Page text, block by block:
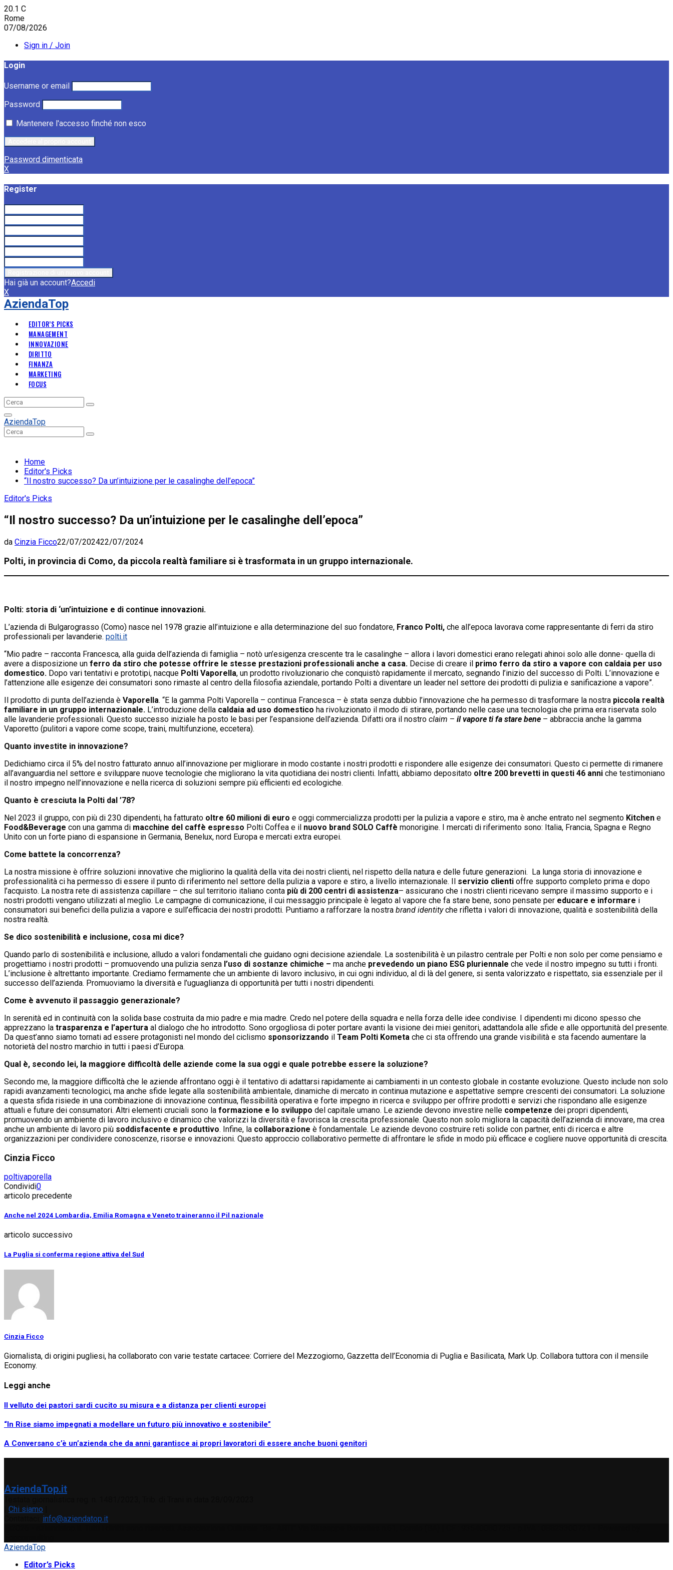
20.1 C
Rome
07/08/2026
Sign in / Join
Login
Username or email
Password
Mantenere l'accesso finché non esco
Password dimenticata
X
Register
Hai già un account?Accedi
X
AziendaTop
EDITOR’S PICKS
MANAGEMENT
INNOVAZIONE
DIRITTO
FINANZA
MARKETING
FOCUS
Search
for:
Search
Primary
Menu
AziendaTop
Search
for:
Search
Home
Editor's Picks
“Il nostro successo? Da un’intuizione per le casalinghe dell’epoca”
Editor's Picks
“Il nostro successo? Da un’intuizione per le casalinghe dell’epoca”
da Cinzia Ficco22/07/202422/07/2024
Polti, in provincia di Como, da piccola realtà familiare si è trasformata in un gruppo internazionale.
Polti: storia di ‘un’intuizione e di continue innovazioni.
L’azienda di Bulgarograsso (Como) nasce nel 1978 grazie all’intuizione e alla determinazione del suo fondatore, Franco Polti, che all’epoca lavorava come rappresentante di ferri da stiro
professionali per lavanderie. polti.it
“Mio padre – racconta Francesca, alla guida dell’azienda di famiglia – notò un’esigenza crescente tra le casalinghe – allora i lavori domestici erano relegati ahinoi solo alle donne- quella di
avere a disposizione un ferro da stiro che potesse offrire le stesse prestazioni professionali anche a casa. Decise di creare il primo ferro da stiro a vapore con caldaia per uso
domestico. Dopo vari tentativi e prototipi, nacque Polti Vaporella, un prodotto rivoluzionario che conquistò rapidamente il mercato, segnando l’inizio del successo di Polti. L’innovazione e
l’attenzione alle esigenze dei consumatori sono rimaste al centro della filosofia aziendale, portando Polti a diventare un leader nel settore dei prodotti di pulizia e sanificazione a vapore”.
Il prodotto di punta dell’azienda è Vaporella. “E la gamma Polti Vaporella – continua Francesca – è stata senza dubbio l’innovazione che ha permesso di trasformare la nostra piccola realtà
familiare in un gruppo internazionale. L’introduzione della caldaia ad uso domestico ha rivoluzionato il modo di stirare, portando nelle case una tecnologia che prima era riservata solo
alle lavanderie professionali. Questo successo iniziale ha posto le basi per l’espansione dell’azienda. Difatti ora il nostro claim – il vapore ti fa stare bene – abbraccia anche la gamma
Vaporetto (pulitori a vapore come scope, traini, multifunzione, eccetera).
Quanto investite in innovazione?
Dedichiamo circa il 5% del nostro fatturato annuo all’innovazione per migliorare in modo costante i nostri prodotti e rispondere alle esigenze dei consumatori. Questo ci permette di rimanere
all’avanguardia nel settore e sviluppare nuove tecnologie che migliorano la vita quotidiana dei nostri clienti. Infatti, abbiamo depositato oltre 200 brevetti in questi 46 anni che testimoniano
il nostro impegno nell’innovazione e nella ricerca di soluzioni sempre più efficienti ed ecologiche.
Quanto è cresciuta la Polti dal ’78?
Nel 2023 il gruppo, con più di 230 dipendenti, ha fatturato oltre 60 milioni di euro e oggi commercializza prodotti per la pulizia a vapore e stiro, ma è anche entrato nel segmento Kitchen e
Food&Beverage con una gamma di macchine del caffè espresso Polti Coffea e il nuovo brand SOLO Caffè monorigine. I mercati di riferimento sono: Italia, Francia, Spagna e Regno
Unito con un forte piano di espansione in Germania, Benelux, nord Europa e mercati extra europei.
Come battete la concorrenza?
La nostra missione è offrire soluzioni innovative che migliorino la qualità della vita dei nostri clienti, nel rispetto della natura e delle future generazioni. La lunga storia di innovazione e
professionalità ci ha permesso di essere il punto di riferimento nel settore della pulizia a vapore e stiro, a livello internazionale. Il servizio clienti offre supporto completo prima e dopo
l’acquisto. La nostra rete di assistenza capillare – che sul territorio italiano conta più di 200 centri di assistenza– assicurano che i nostri clienti ricevano sempre il massimo supporto e i
nostri prodotti vengano utilizzati al meglio. Le campagne di comunicazione, il cui messaggio principale è legato al vapore che fa stare bene, sono pensate per educare e informare i
consumatori sui benefici della pulizia a vapore e sull’efficacia dei nostri prodotti. Puntiamo a rafforzare la nostra brand identityche rifletta i valori di innovazione, qualità e sostenibilità della
nostra realtà.
Se dico sostenibilità e inclusione, cosa mi dice?
Quando parlo di sostenibilità e inclusione, alludo a valori fondamentali che guidano ogni decisione aziendale. La sostenibilità è un pilastro centrale per Polti e non solo per come pensiamo e
progettiamo i nostri prodotti – promuovendo una pulizia senza l’uso di sostanze chimiche – ma anche prevedendo un piano ESG pluriennale che vede il nostro impegno su tutti i fronti.
L’inclusione è altrettanto importante. Crediamo fermamente che un ambiente di lavoro inclusivo, in cui ogni individuo, al di là del genere, si senta valorizzato e rispettato, sia essenziale per il
successo dell’azienda. Promuoviamo la diversità e l’uguaglianza di opportunità per tutti i nostri dipendenti.
Come è avvenuto il passaggio generazionale?
In serenità ed in continuità con la solida base costruita da mio padre e mia madre. Credo nel potere della squadra e nella forza delle idee condivise. I dipendenti mi dicono spesso che
apprezzano la trasparenza e l’apertura al dialogo che ho introdotto. Sono orgogliosa di poter portare avanti la visione dei miei genitori, adattandola alle sfide e alle opportunità del presente.
Da quest’anno siamo tornati ad essere protagonisti nel mondo del ciclismo sponsorizzando il Team Polti Kometa che ci sta offrendo una grande visibilità e sta facendo aumentare la
notorietà del nostro marchio in tutti i paesi d’Europa.
Qual è, secondo lei, la maggiore difficoltà delle aziende come la sua oggi e quale potrebbe essere la soluzione?
Secondo me, la maggiore difficoltà che le aziende affrontano oggi è il tentativo di adattarsi rapidamente ai cambiamenti in un contesto globale in costante evoluzione. Questo include non solo
rapidi avanzamenti tecnologici, ma anche sfide legate alla sostenibilità ambientale, dinamiche di mercato in continua mutazione e aspettative sempre crescenti dei consumatori. La soluzione
a questa sfida risiede in una combinazione di innovazione continua, flessibilità operativa e forte impegno in ricerca e sviluppo per offrire prodotti e servizi che rispondano alle esigenze
attuali e future dei consumatori. Altri elementi cruciali sono la formazione e lo sviluppo del capitale umano. Le aziende devono investire nelle competenze dei propri dipendenti,
promuovendo un ambiente di lavoro inclusivo e dinamico che valorizzi la diversità e favorisca la crescita professionale. Questo non solo migliora la capacità dell’azienda di innovare, ma crea
anche un ambiente di lavoro più soddisfacente e produttivo. Infine, la collaborazione è fondamentale. Le aziende devono costruire reti solide con partner, enti di ricerca e altre
organizzazioni per condividere conoscenze, risorse e innovazioni. Questo approccio collaborativo permette di affrontare le sfide in modo più efficace e cogliere nuove opportunità di crescita.
Cinzia Ficco
poltivaporella
Condividi0
articolo precedente
Anche nel 2024 Lombardia, Emilia Romagna e Veneto traineranno il Pil nazionale
articolo successivo
La Puglia si conferma regione attiva del Sud
Cinzia Ficco
Giornalista, di origini pugliesi, ha collaborato con varie testate cartacee: Corriere del Mezzogiorno, Gazzetta dell’Economia di Puglia e Basilicata, Mark Up. Collabora tuttora con il mensile
Economy.
Leggi anche
Il velluto dei pastori sardi cucito su misura e a distanza per clienti europei
“In Rise siamo impegnati a modellare un futuro più innovativo e sostenibile”
A Conversano c’è un’azienda che da anni garantisce ai propri lavoratori di essere anche buoni genitori
AziendaTop.it
Chi siamo
info@aziendatop.it
AziendaTop
Editor’s Picks